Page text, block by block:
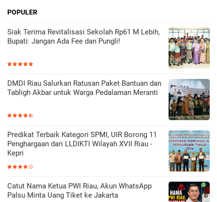
POPULER
Siak Terima Revitalisasi Sekolah Rp61 M Lebih,
Bupati: Jangan Ada Fee dan Pungli!
DMDI Riau Salurkan Ratusan Paket Bantuan dan
Tabligh Akbar untuk Warga Pedalaman Meranti
Predikat Terbaik Kategori SPMI, UIR Borong 11
Penghargaan dari LLDIKTI Wilayah XVII Riau -
Kepri
Catut Nama Ketua PWI Riau, Akun WhatsApp
Palsu Minta Uang Tiket ke Jakarta